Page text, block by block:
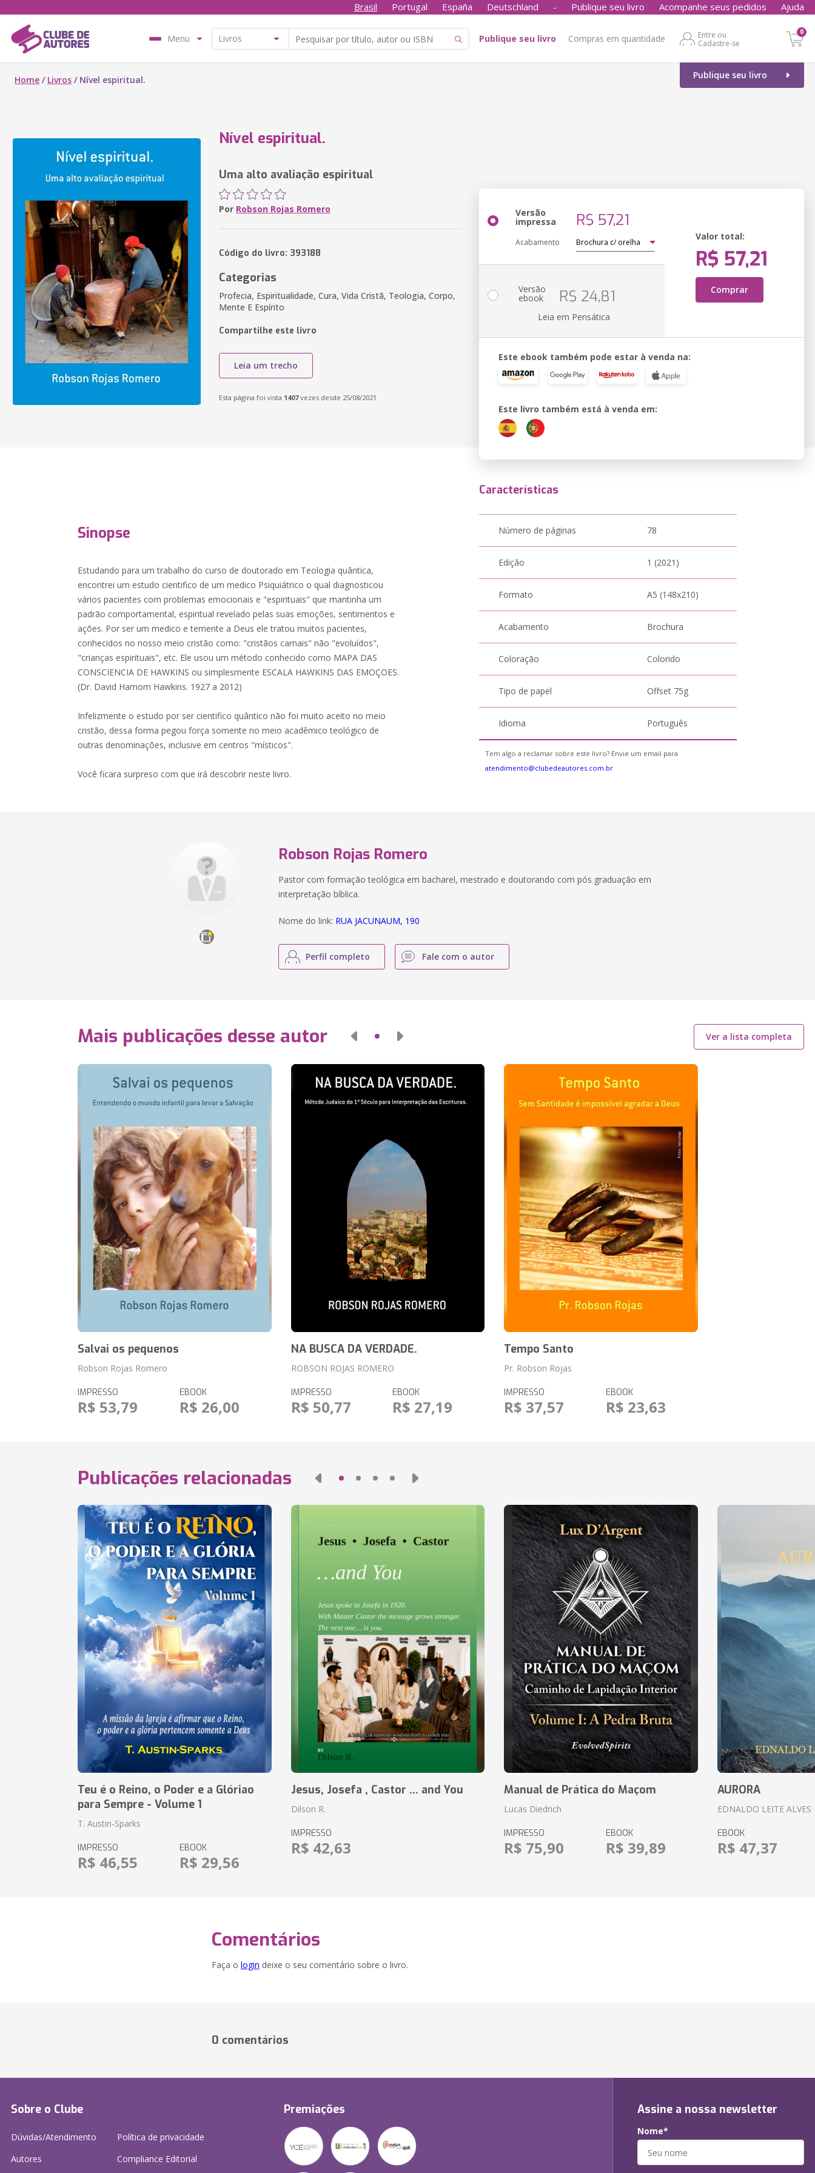
Brasil Portugal España Deutschland - Publique seu livro Acompanhe seus pedidos Ajuda
Menu Publique seu livro Compras em quantidade
Entre ou
Cadastre-se
0
Publique seu livro
Home / Livros / Nível espiritual.
Nível espiritual.
Uma alto avaliação espiritual
Por Robson Rojas Romero
Código do livro: 393188
Categorias
Profecia, Espiritualidade, Cura, Vida Cristã, Teologia, Corpo,
Mente E Espírito
Compartilhe este livro
Leia um trecho
Esta página foi vista 1407vezes desde 25/08/2021
Versão
impressa R$ 57,21
Acabamento
Valor total:
R$ 57,21
Comprar
Versão
ebook R$ 24,81
Leia em Pensática
Este ebook também pode estar à venda na:
Este livro também está à venda em:
Sinopse
Estudando para um trabalho do curso de doutorado em Teologia quântica,
encontrei um estudo cientifico de um medico Psiquiátrico o qual diagnosticou
vários pacientes com problemas emocionais e "espirituais" que mantinha um
padrão comportamental, espiritual revelado pelas suas emoções, sentimentos e
ações. Por ser um medico e temente a Deus ele tratou muitos pacientes,
conhecidos no nosso meio cristão como: "cristãos carnais" não "evoluídos",
"crianças espirituais", etc. Ele usou um método conhecido como MAPA DAS
CONSCIENCIA DE HAWKINS ou simplesmente ESCALA HAWKINS DAS EMOÇOES.
(Dr. David Hamom Hawkins. 1927 a 2012)
Infelizmente o estudo por ser cientifico quântico não foi muito aceito no meio
cristão, dessa forma pegou força somente no meio acadêmico teológico de
outras denominações, inclusive em centros "místicos".
Você ficara surpreso com que irá descobrir neste livro.
Características
Número de páginas 78
Edição 1 (2021)
Formato A5 (148x210)
Acabamento Brochura
Coloração Colorido
Tipo de papel Offset 75g
Idioma Português
Tem algo a reclamar sobre este livro? Envie um email para
atendimento@clubedeautores.com.br
Robson Rojas Romero
Pastor com formação teológica em bacharel, mestrado e doutorando com pós graduação em
interpretação bíblica.
Nome do link: RUA JACUNAUM, 190
Perfil completo Fale com o autor
Mais publicações desse autor Ver a lista completa
Salvai os pequenos
Robson Rojas Romero
IMPRESSO
R$ 53,79
EBOOK
R$ 26,00
NA BUSCA DA VERDADE.
ROBSON ROJAS ROMERO
IMPRESSO
R$ 50,77
EBOOK
R$ 27,19
Tempo Santo
Pr. Robson Rojas
IMPRESSO
R$ 37,57
EBOOK
R$ 23,63
Publicações relacionadas
Teu é o Reino, o Poder e a Glóriao
para Sempre - Volume 1
T. Austin-Sparks
IMPRESSO
R$ 46,55
EBOOK
R$ 29,56
Jesus, Josefa , Castor ... and You
Dilson R.
IMPRESSO
R$ 42,63
Manual de Prática do Maçom
Lucas Diedrich
IMPRESSO
R$ 75,90
EBOOK
R$ 39,89
AURORA
EDNALDO LEITE ALVES
EBOOK
R$ 47,37
Comentários
Faça o login deixe o seu comentário sobre o livro.
0 comentários
Sobre o Clube
Dúvidas/Atendimento
Autores
Política de privacidade
Compliance Editorial
Premiações Assine a nossa newsletter
Nome*